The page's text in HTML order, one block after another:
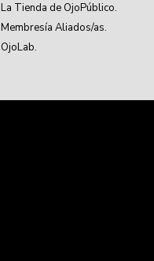
La Tienda de OjoPúblico.
Membresía Aliados/as.
OjoLab.